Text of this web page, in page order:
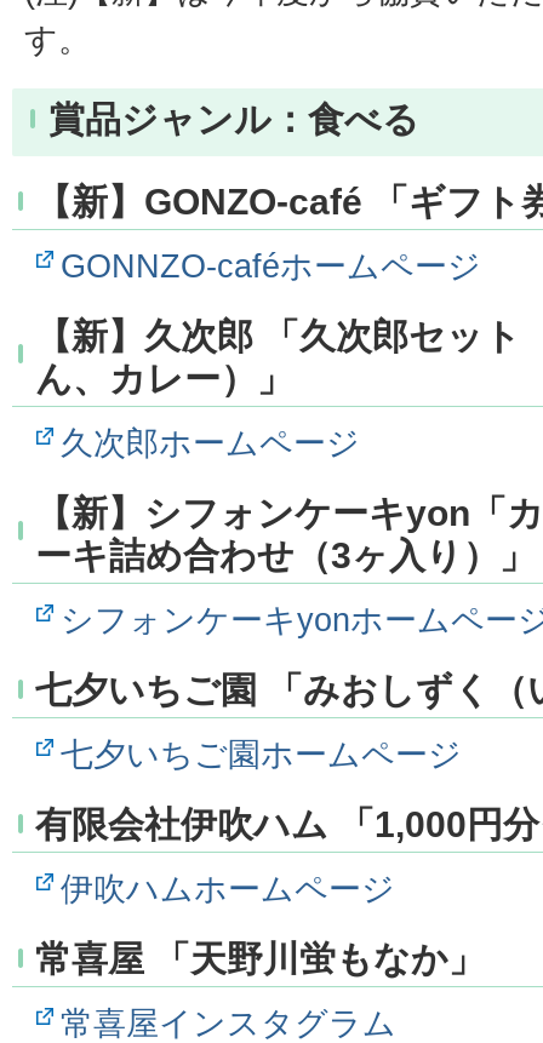
す。
賞品ジャンル：食べる
【新】GONZO-café 「ギフト
GONNZO-caféホームページ
【新】久次郎 「久次郎セッ
ん、カレー）」
久次郎ホームページ
【新】シフォンケーキyon「
ーキ詰め合わせ（3ヶ入り）」
シフォンケーキyonホームペー
七夕いちご園 「みおしずく（
七夕いちご園ホームページ
有限会社伊吹ハム 「1,000円
伊吹ハムホームページ
常喜屋 「天野川蛍もなか」
常喜屋インスタグラム